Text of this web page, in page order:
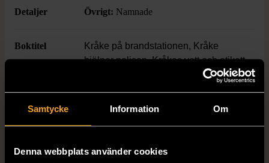
Samtycke Information Om
Denna webbplats använder cookies
Detaljer Övrigt: Namnade
Boktitel
Kråke på brandstationen, Kråke
hjälper polisen, Kråkes vett och etikett
Författare
Marie Bosson Rydell, Jessica
Lindholm
40-63879-0